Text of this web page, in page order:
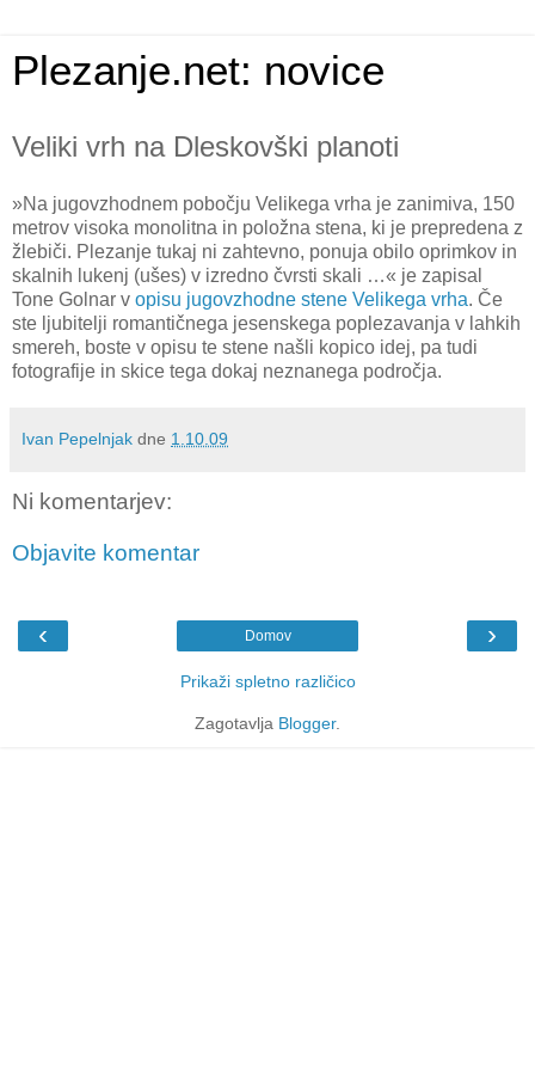
Plezanje.net: novice
Veliki vrh na Dleskovški planoti
»Na jugovzhodnem pobočju Velikega vrha je zanimiva, 150
metrov visoka monolitna in položna stena, ki je prepredena z
žlebiči. Plezanje tukaj ni zahtevno, ponuja obilo oprimkov in
skalnih lukenj (ušes) v izredno čvrsti skali …« je zapisal
Tone Golnar v opisu jugovzhodne stene Velikega vrha. Če
ste ljubitelji romantičnega jesenskega poplezavanja v lahkih
smereh, boste v opisu te stene našli kopico idej, pa tudi
fotografije in skice tega dokaj neznanega področja.
Ivan Pepelnjak dne 1.10.09
Ni komentarjev:
Objavite komentar
‹ ›
Domov
Prikaži spletno različico
Zagotavlja Blogger.